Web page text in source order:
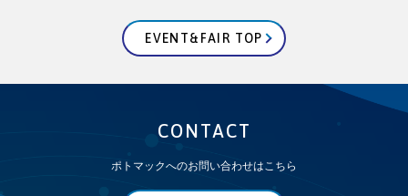
EVENT&FAIR TOP
CONTACT
ポトマックへのお問い合わせはこちら